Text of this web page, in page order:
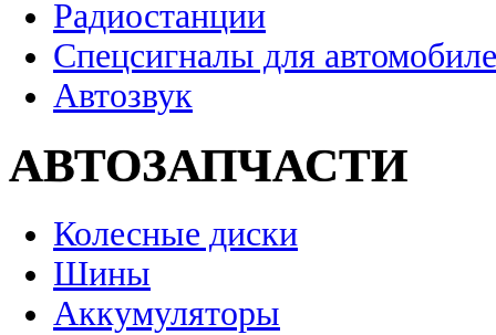
Радиостанции
Спецсигналы для
Автозвук
АВТОЗАПЧАСТИ
Колесные диски
Шины
Аккумуляторы